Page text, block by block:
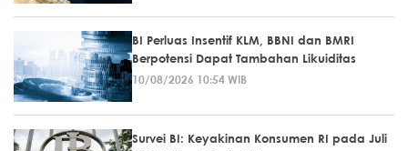
BI Perluas Insentif KLM, BBNI dan BMRI
Berpotensi Dapat Tambahan Likuiditas
10/08/2026 10:54 WIB
Survei BI: Keyakinan Konsumen RI pada Juli